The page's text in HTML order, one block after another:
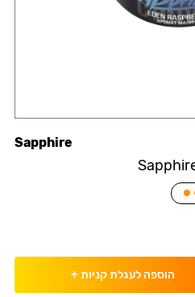
Sapphire
הוספה לעגלת קניות +